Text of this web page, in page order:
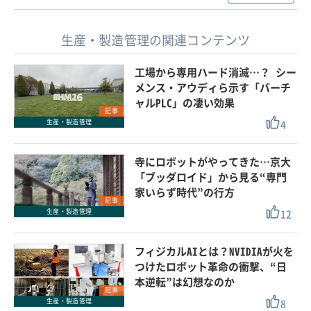
生産・製造管理の関連コンテンツ
記事
生産・製造管理
工場から専用ハード消滅…？ シー
メンス・アウディら示す「バーチ
ャルPLC」の凄い効果
4
記事
生産・製造管理
寺にロボットがやってきた…京大
「ブッダロイド」から見る“専門
家いらず時代”の行方
12
記事
生産・製造管理
フィジカルAIとは？NVIDIAが火を
つけたロボット革命の衝撃、“日
本逆転”は幻想なのか
8